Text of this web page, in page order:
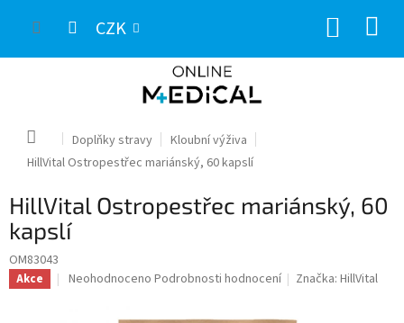
CZK
Domů Doplňky stravy
Kloubní výživa
HillVital Ostropestřec mariánský, 60 kapslí
HillVital Ostropestřec mariánský, 60
kapslí
OM83043
Akce
Průměrné
Neohodnoceno Podrobnosti hodnocení Značka:HillVital